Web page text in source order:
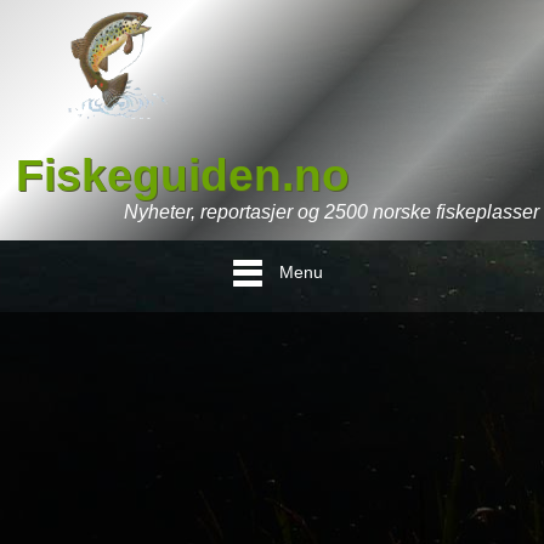
Fiskeguiden.no
Nyheter, reportasjer og 2500 norske fiskeplasser
Menu